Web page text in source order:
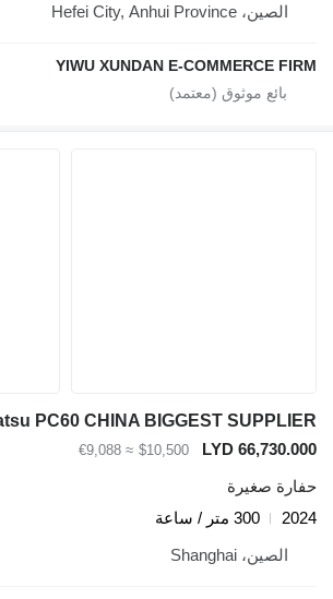
الصين، Hefei City, Anhui Province
YIWU XUNDAN E-COMMERCE
Komatsu PC60 CHINA BIGGEST
LYD
$10,500
≈ €9,088
صغيرة
300 متر / ساعة
الصين، Shanghai